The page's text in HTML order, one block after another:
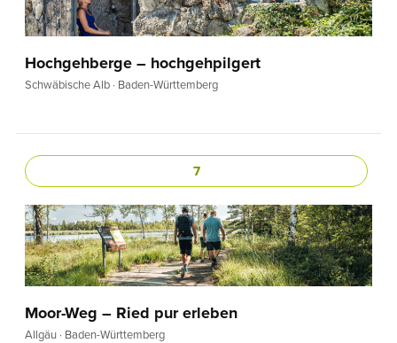
Hochgehberge – hochgehpilgert
Schwäbische Alb · Baden-Württemberg
7
Moor-Weg – Ried pur erleben
Allgäu · Baden-Württemberg